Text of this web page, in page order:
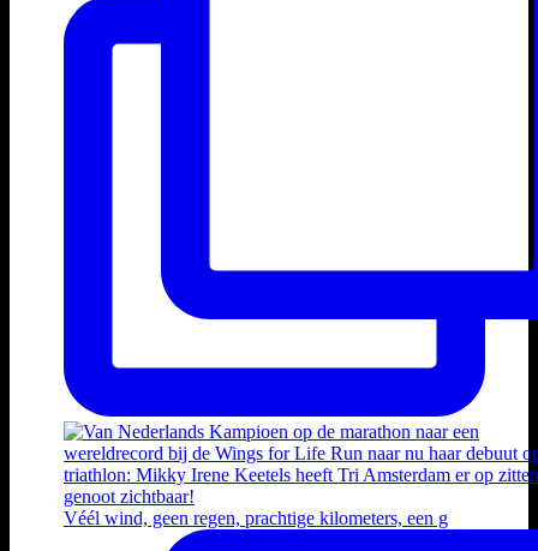
Véél wind, geen regen, prachtige kilometers, een g